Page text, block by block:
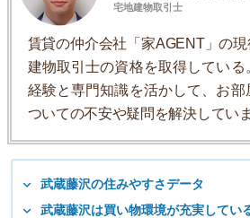
宅地建物取引士
賃貸の仲介会社「家AGENT」の
建物取引士の資格を取得してい
経験と専門知識を活かして、お部
ついての不安や疑問を解決していま
武蔵藤沢の住みやすさデータ
武蔵藤沢は買い物環境が充実してい